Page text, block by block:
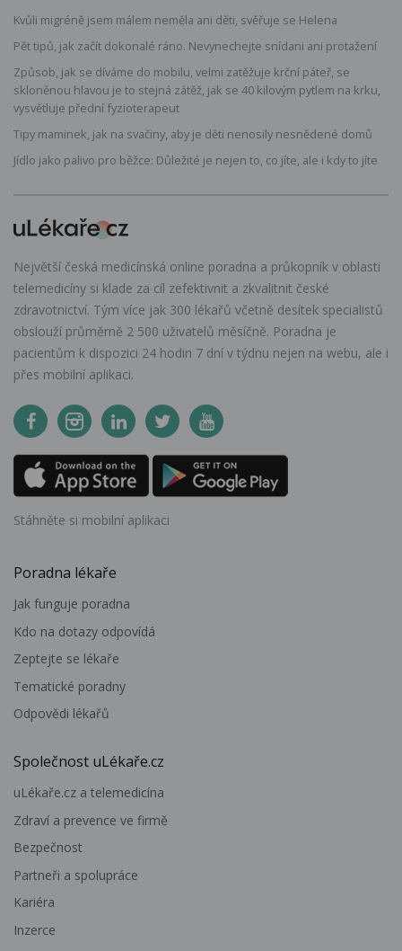
Kvůli migréně jsem málem neměla ani děti, svěřuje se Helena
Pět tipů, jak začít dokonalé ráno. Nevynechejte snídani ani protažení
Způsob, jak se díváme do mobilu, velmi zatěžuje krční páteř, se
skloněnou hlavou je to stejná zátěž, jak se 40 kilovým pytlem na krku,
vysvětluje přední fyzioterapeut
Tipy maminek, jak na svačiny, aby je děti nenosily nesnědené domů
Jídlo jako palivo pro běžce: Důležité je nejen to, co jíte, ale i kdy to jíte
Největší česká medicínská online poradna a průkopník v oblasti
telemedicíny si klade za cíl zefektivnit a zkvalitnit české
zdravotnictví. Tým více jak 300 lékařů včetně desítek specialistů
obslouží průměrně 2 500 uživatelů měsíčně. Poradna je
pacientům k dispozici 24 hodin 7 dní v týdnu nejen na webu, ale i
přes mobilní aplikaci.
Stáhněte si mobilní aplikaci
Poradna lékaře
Jak funguje poradna
Kdo na dotazy odpovídá
Zeptejte se lékaře
Tematické poradny
Odpovědi lékařů
Společnost uLékaře.cz
uLékaře.cz a telemedicína
Zdraví a prevence ve firmě
Bezpečnost
Partneři a spolupráce
Kariéra
Inzerce